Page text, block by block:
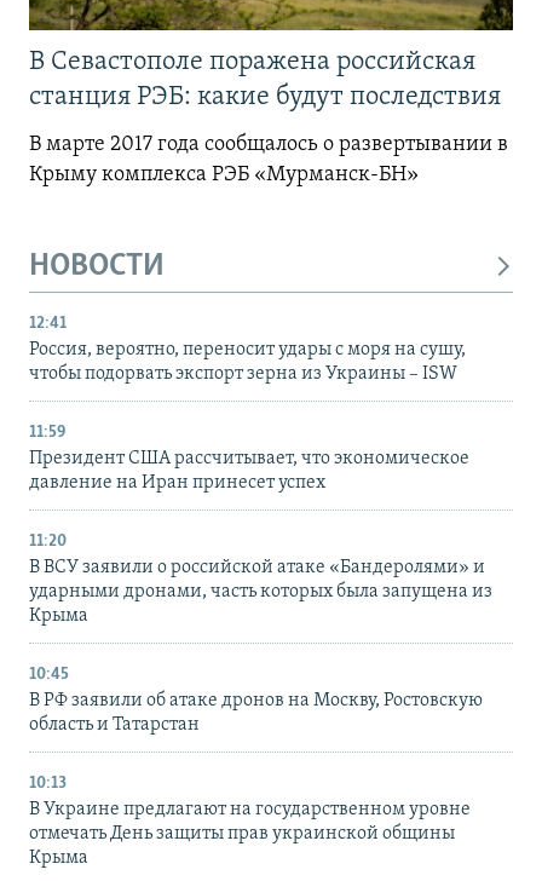
В Севастополе поражена российская
станция РЭБ: какие будут последствия
В марте 2017 года сообщалось о развертывании в
Крыму комплекса РЭБ «Мурманск-БН»
НОВОСТИ
12:41
Россия, вероятно, переносит удары с моря на сушу,
чтобы подорвать экспорт зерна из Украины – ISW
11:59
Президент США рассчитывает, что экономическое
давление на Иран принесет успех
11:20
В ВСУ заявили о российской атаке «Бандеролями» и
ударными дронами, часть которых была запущена из
Крыма
10:45
В РФ заявили об атаке дронов на Москву, Ростовскую
область и Татарстан
10:13
В Украине предлагают на государственном уровне
отмечать День защиты прав украинской общины
Крыма